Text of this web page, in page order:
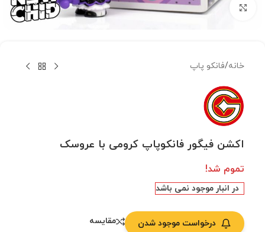
بزرگنمایی تصویر
خانه/فانکو پاپ
اکشن فیگور فانکوپاپ کرومی با عروسک
تموم شد!
در انبار موجود نمی باشد
درخواست موجود شدن مقایسه